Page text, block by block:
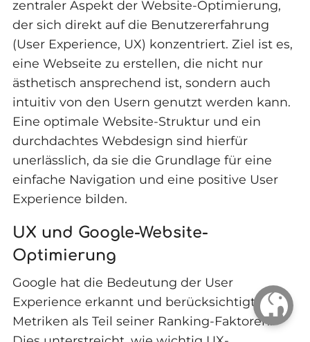
zentraler Aspekt der Website-Optimierung,
der sich direkt auf die Benutzererfahrung
(User Experience, UX) konzentriert. Ziel ist es,
eine Webseite zu erstellen, die nicht nur
ästhetisch ansprechend ist, sondern auch
intuitiv von den Usern genutzt werden kann.
Eine optimale Website-Struktur und ein
durchdachtes Webdesign sind hierfür
unerlässlich, da sie die Grundlage für eine
einfache Navigation und eine positive User
Experience bilden.
UX und Google-Website-
Optimierung
Google hat die Bedeutung der User
Experience erkannt und berücksichtigt UX-
Metriken als Teil seiner Ranking-Faktoren.